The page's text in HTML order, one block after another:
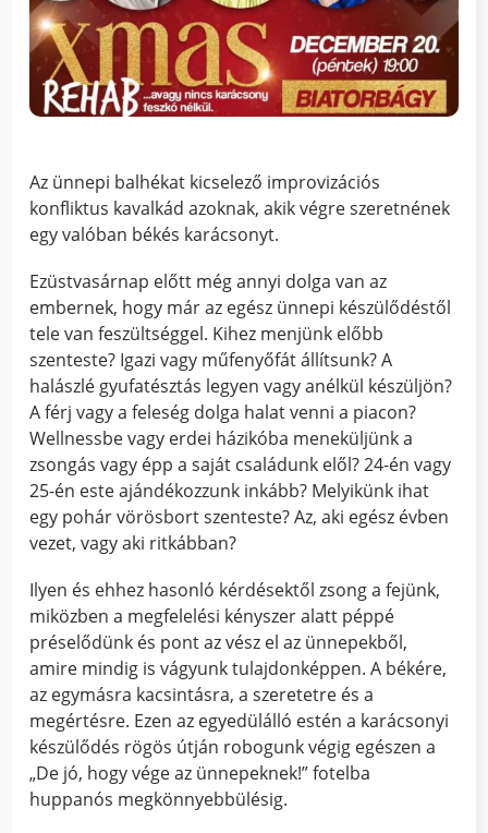
Az ünnepi balhékat kicselező improvizációs
konfliktus kavalkád azoknak, akik végre szeretnének
egy valóban békés karácsonyt.
Ezüstvasárnap előtt még annyi dolga van az
embernek, hogy már az egész ünnepi készülődéstől
tele van feszültséggel. Kihez menjünk előbb
szenteste? Igazi vagy műfenyőfát állítsunk? A
halászlé gyufatésztás legyen vagy anélkül készüljön?
A férj vagy a feleség dolga halat venni a piacon?
Wellnessbe vagy erdei házikóba meneküljünk a
zsongás vagy épp a saját családunk elől? 24-én vagy
25-én este ajándékozzunk inkább? Melyikünk ihat
egy pohár vörösbort szenteste? Az, aki egész évben
vezet, vagy aki ritkábban?
Ilyen és ehhez hasonló kérdésektől zsong a fejünk,
miközben a megfelelési kényszer alatt péppé
préselődünk és pont az vész el az ünnepekből,
amire mindig is vágyunk tulajdonképpen. A békére,
az egymásra kacsintásra, a szeretetre és a
megértésre. Ezen az egyedülálló estén a karácsonyi
készülődés rögös útján robogunk végig egészen a
„De jó, hogy vége az ünnepeknek!” fotelba
huppanós megkönnyebbülésig.